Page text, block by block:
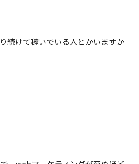
続けて稼いでいる人とかいますか